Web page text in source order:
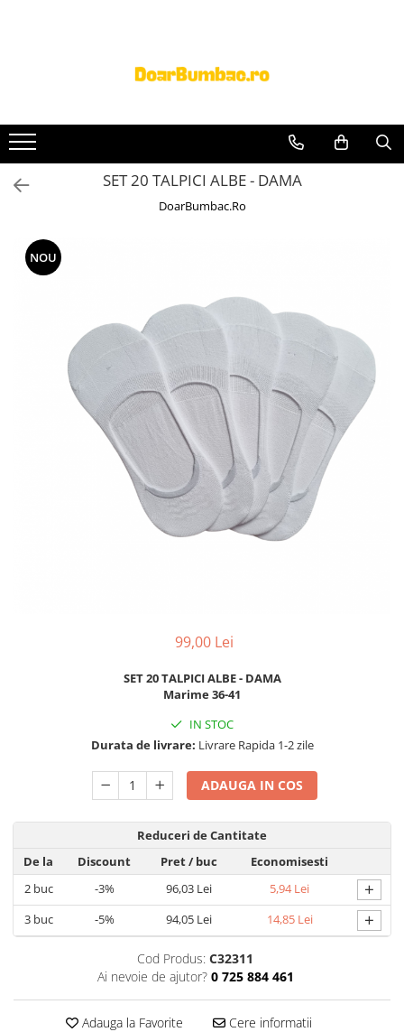
SET 5 Prosoape 100% Bumbac
SET 20 TALPICI ALBE - DAMA
DoarBumbac.Ro
NOU
99,00 Lei
SET 20 TALPICI ALBE - DAMA
Marime 36-41
IN STOC
Durata de livrare: Livrare Rapida 1-2 zile
ADAUGA IN COS
Reduceri de Cantitate
De la
Discount Pret/ buc
Economisesti
2buc -3% 96,03 Lei 5,94 Lei +
3buc -5% 94,05 Lei 14,85 Lei +
Cod Produs: C32311
Ai nevoie de ajutor? 0 725 884 461
Adauga la Favorite Cere informatii